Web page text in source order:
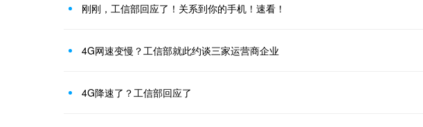
刚刚，工信部回应了！关系到你的手机！速看！
4G网速变慢？工信部就此约谈三家运营商企业
4G降速了？工信部回应了